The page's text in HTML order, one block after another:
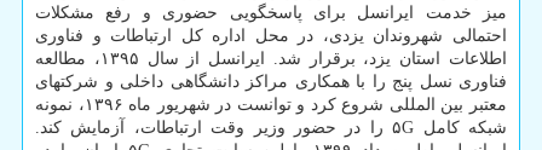
میز خدمت ایرانسل برای پاسخگویی حضوری و رفع مشکلات
احتمالی شهروندان یزدی، در محل اداره کل ارتباطات و فناوری
اطلاعات استان یزد، برقرار شد. ایرانسل از سال ۱۳۹۵، مطالعه
فناوری نسل پنج را با همکاری مراکز دانشگاهی داخلی و شرکتهای
معتبر بین المللی شروع کرد و توانست در شهریور ماه ۱۳۹۶، نمونه
شبکه کامل ۵G را در حضور وزیر وقت ارتباطات، آزمایش کند.